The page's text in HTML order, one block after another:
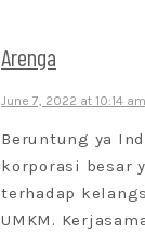
Arenga
June 7, 2022 at 10:14 am
Beruntung ya
korporasi besar
terhadap
UMKM.